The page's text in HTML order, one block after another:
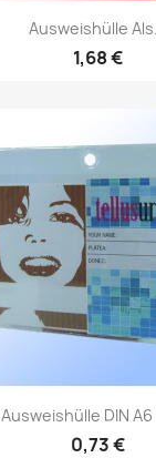
Ausweishülle
1,68 €
Ausweishülle DIN
0,73 €